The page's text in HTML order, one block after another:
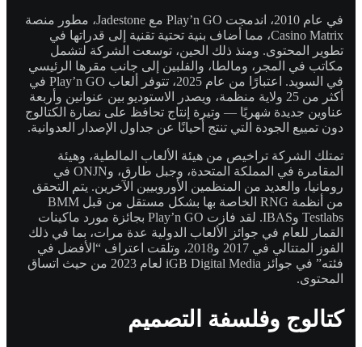
في عام 2010، اندمجت Play’n GO مع Jadestone، مطور منصة
Casino Matrix، مما أضاف بنية تحتية تقنية إلى قدراتها في
تطوير المحتوى. ومنذ ذلك الحين، توسعت الشركة لتشمل
مكاتب في المجر، ومالطا، والفلبين إلى جانب مقرها الرئيسي
في السويد. اعتبارًا من عام 2025، تتوفر ألعاب Play’n GO في
أكثر من 25 ولاية منظمة، ويصدر الاستوديو بين عنوانين وأربعة
عناوين جديدة شهريًا — وتيرة إنتاج تحافظ على نضارة الكتالوج
دون تمييع الجودة التي تنتج أحيانًا عن جداول الإصدار العدوانية.
تمتلك الشركة تراخيص من هيئة الألعاب المالطية، وهيئة
المقامرة في المملكة المتحدة، وجبل طارق، وONJN في
رومانيا، والعديد من المنظمين الأوروبيين الآخرين. يتم التحقق
من أنظمة RNG الخاصة بها بشكل مستقل من قبل BMM
Testlabs وIBAS. لقد فازت Play’n GO بجائزة مورد ماكينات
القمار للعام في جوائز الألعاب الدولية عدة مرات، بما في ذلك
الفوز المتتالي في 2017 و2018، وتلقت اعتراف “الأفضل في
فئته” في جوائز iGB Digital Media لعام 2023 من حيث اتساق
المحتوى.
كتالوج وفلسفة التصميم